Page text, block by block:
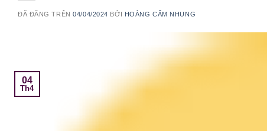
ĐÃ ĐĂNG TRÊN04/04/2024 BỞI HOÀNG CẨM NHUNG
04
Th4